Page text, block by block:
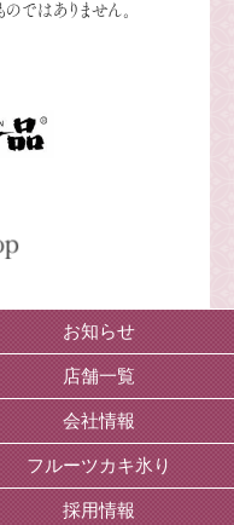
ではありません。
お知らせ
店舗一覧
会社情報
フルーツカキ氷り
採用情報